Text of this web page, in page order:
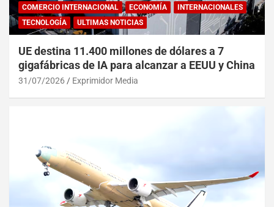
COMERCIO INTERNACIONAL ECONOMÍA
INTERNACIONALES
TECNOLOGÍA
ULTIMAS NOTICIAS
UE destina 11.400 millones de dólares a 7
gigafábricas de IA para alcanzar a EEUU y China
31/07/2026 Exprimidor Media